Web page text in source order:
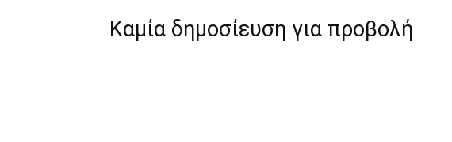
Καμία δημοσίευση για προβολή